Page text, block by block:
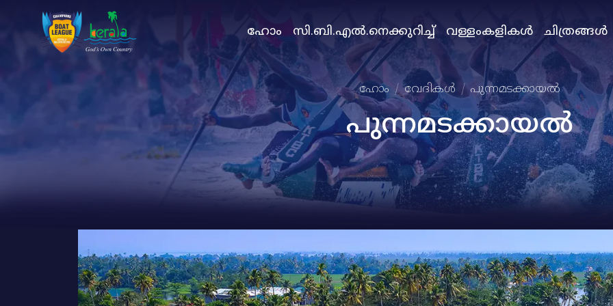
ഹോം സി.ബി.എല്‍.നെക്കുറിച്ച് വള്ളംകളികള്‍ ചിത്രങ്ങള്‍
ഹോം വേദികള്‍ പുന്നമടക്കായല്‍
പുന്നമടക്കായല്‍